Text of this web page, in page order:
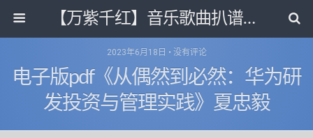
【万紫千红】音乐歌曲扒谱打带和电子书影视剧资源网
2023年6月18日 • 没有评论
电子版pdf《从偶然到必然：华为研
发投资与管理实践》夏忠毅